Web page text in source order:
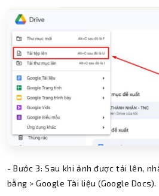
- Bước 3: Sau khi ảnh được tải lên,
bằng > Google Tài liệu (Google Docs).